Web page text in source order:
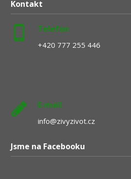
Kontakt
Telefon
+420 777 255 446
E-mail
info@zivyzivot.cz
Jsme na Facebooku